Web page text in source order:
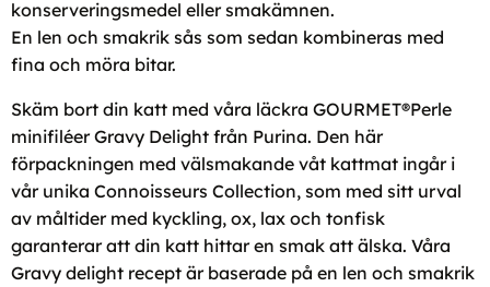
konserveringsmedel eller smakämnen.
En len och smakrik sås som sedan kombineras med
fina och möra bitar.
Skäm bort din katt med våra läckra GOURMET®Perle
minifiléer Gravy Delight från Purina. Den här
förpackningen med välsmakande våt kattmat ingår i
vår unika Connoisseurs Collection, som med sitt urval
av måltider med kyckling, ox, lax och tonfisk
garanterar att din katt hittar en smak att älska. Våra
Gravy delight recept är baserade på en len och smakrik